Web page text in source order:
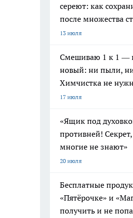
сереют: как
после множества
13 июля
Смешиваю 1 к 1 —
новый: ни пыли,
Химчистка не
17 июля
«Ящик под
противней!
многие не знают»
20 июля
Бесплатные
«Пятёрочке» и
получить и не